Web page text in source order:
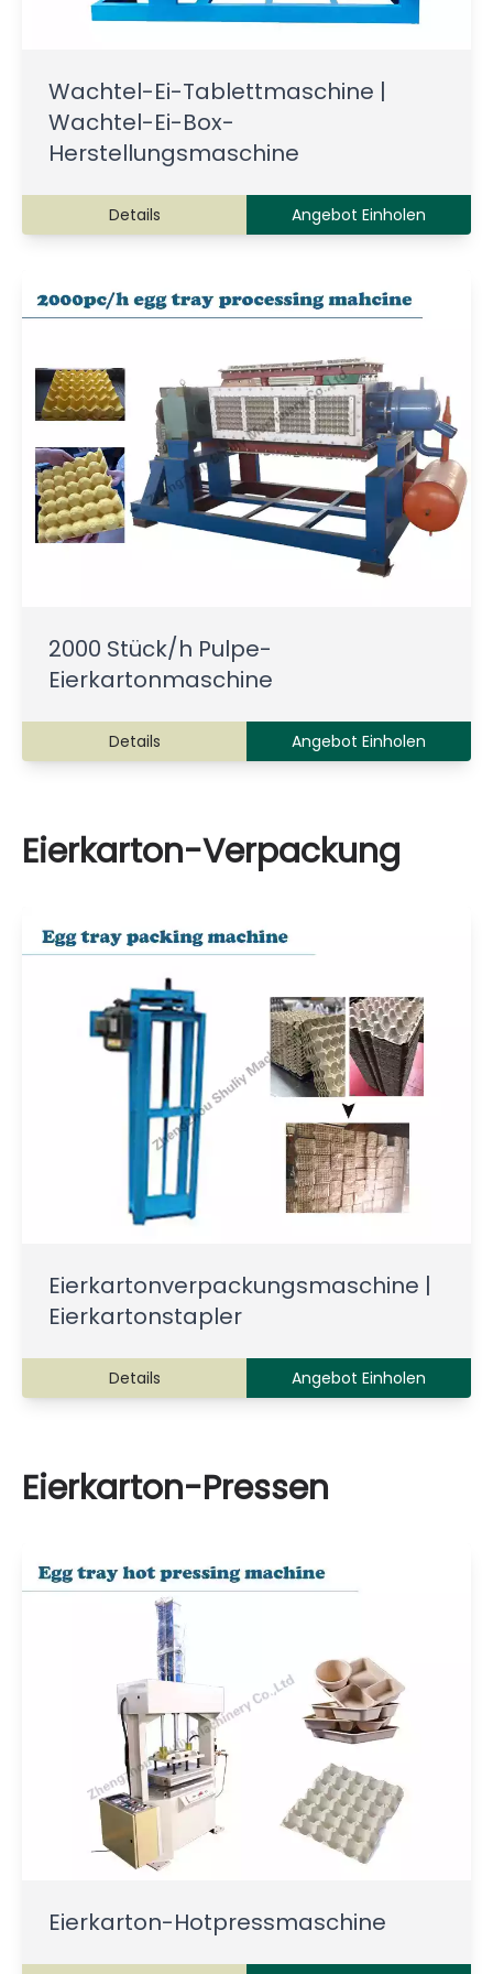
Wachtel-Ei-Tablettmaschine |
Wachtel-Ei-Box-
Herstellungsmaschine
Details Angebot Einholen
2000 Stück/h Pulpe-
Eierkartonmaschine
Details Angebot Einholen
Eierkarton-Verpackung
Eierkartonverpackungsmaschine |
Eierkartonstapler
Details Angebot Einholen
Eierkarton-Pressen
Eierkarton-Hotpressmaschine